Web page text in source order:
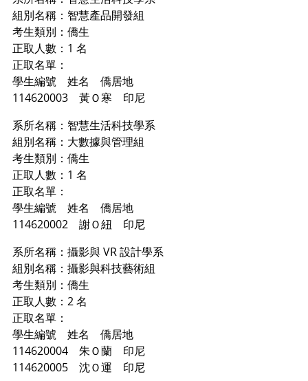
組別名稱：智慧產品開發組
考生類別：僑生
正取人數：1 名
正取名單：
學生編號 姓名 僑居地
114620003 黃Ｏ寒 印尼
系所名稱：智慧生活科技學系
組別名稱：大數據與管理組
考生類別：僑生
正取人數：1 名
正取名單：
學生編號 姓名 僑居地
114620002 謝Ｏ紐 印尼
系所名稱：攝影與 VR 設計學系
組別名稱：攝影與科技藝術組
考生類別：僑生
正取人數：2 名
正取名單：
學生編號 姓名 僑居地
114620004 朱Ｏ蘭 印尼
114620005 沈Ｏ運 印尼